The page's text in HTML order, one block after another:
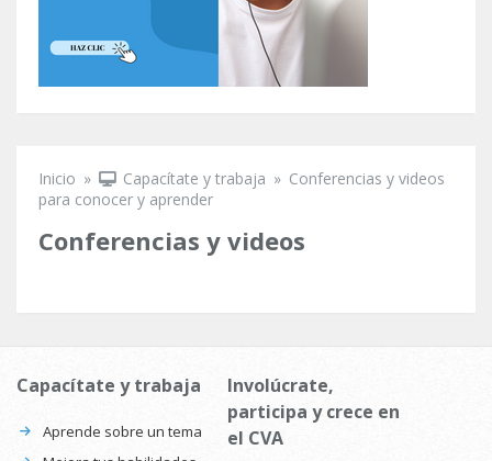
Se encuentra usted aquí
Inicio » Capacítate y trabaja » Conferencias y videos
para conocer y aprender
Conferencias y videos
Capacítate y trabaja
Aprende sobre un tema
Involúcrate,
participa y crece en
el CVA